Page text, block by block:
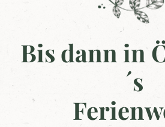
Bis dann in
´s